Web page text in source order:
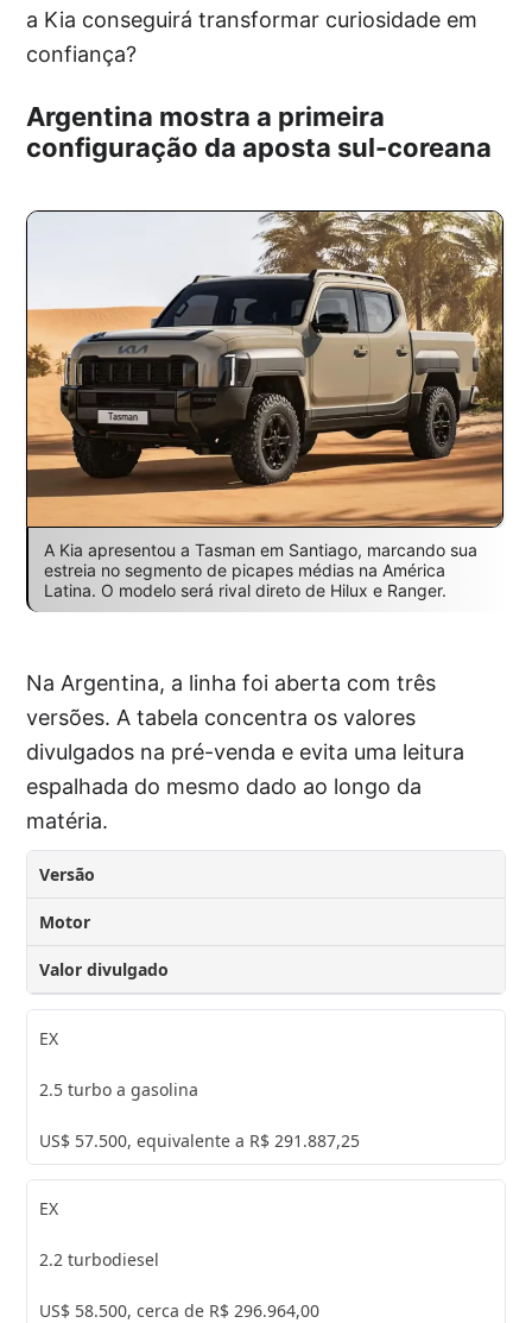
a Kia conseguirá transformar curiosidade em
confiança?
Argentina mostra a primeira
configuração da aposta sul-coreana
A Kia apresentou a Tasman em Santiago, marcando sua
estreia no segmento de picapes médias na América
Latina. O modelo será rival direto de Hilux e Ranger.
Na Argentina, a linha foi aberta com três
versões. A tabela concentra os valores
divulgados na pré-venda e evita uma leitura
espalhada do mesmo dado ao longo da
matéria.
Versão
Motor
Valor divulgado
EX
2.5 turbo a gasolina
US$ 57.500, equivalente a R$ 291.887,25
EX
2.2 turbodiesel
US$ 58.500, cerca de R$ 296.964,00